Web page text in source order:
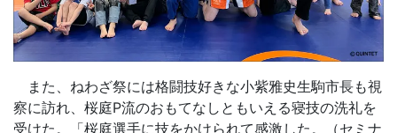
また、ねわざ祭には格闘技好きな小紫雅史生駒市長も視
察に訪れ、桜庭P流のおもてなしともいえる寝技の洗礼を
受けた。「桜庭選手に技をかけられて感激した。（セミナ